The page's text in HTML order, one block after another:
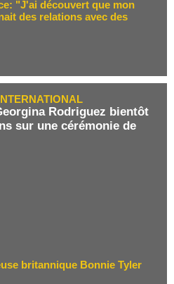
"J'ai découvert que mon
des relations avec des
Rodriguez bientôt
sur une cérémonie de
britannique Bonnie Tyler